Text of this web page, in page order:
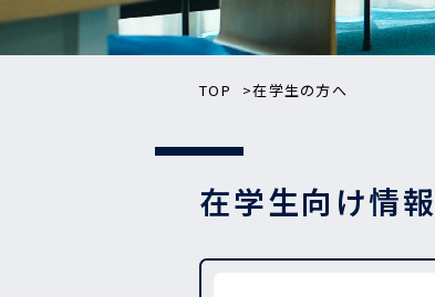
TOP 在学生の方へ
在学生向け情報